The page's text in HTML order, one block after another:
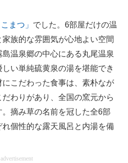
まつ」 でした。6部屋だけの温
族的な雰囲気が心地よい空間
温泉郷の中心にある丸尾温泉
い単純硫黄泉の湯を堪能でき
こだわった食事は、素朴なが
わりがあり、全国の窯元から
摘み草の名前を冠した全6部
個性的な露天風呂と内湯を備
advertisement